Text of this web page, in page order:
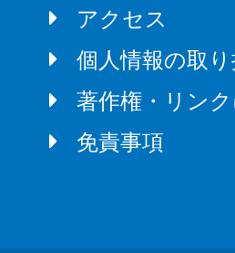
アクセス
個人情報の取
著作権・リン
免責事項